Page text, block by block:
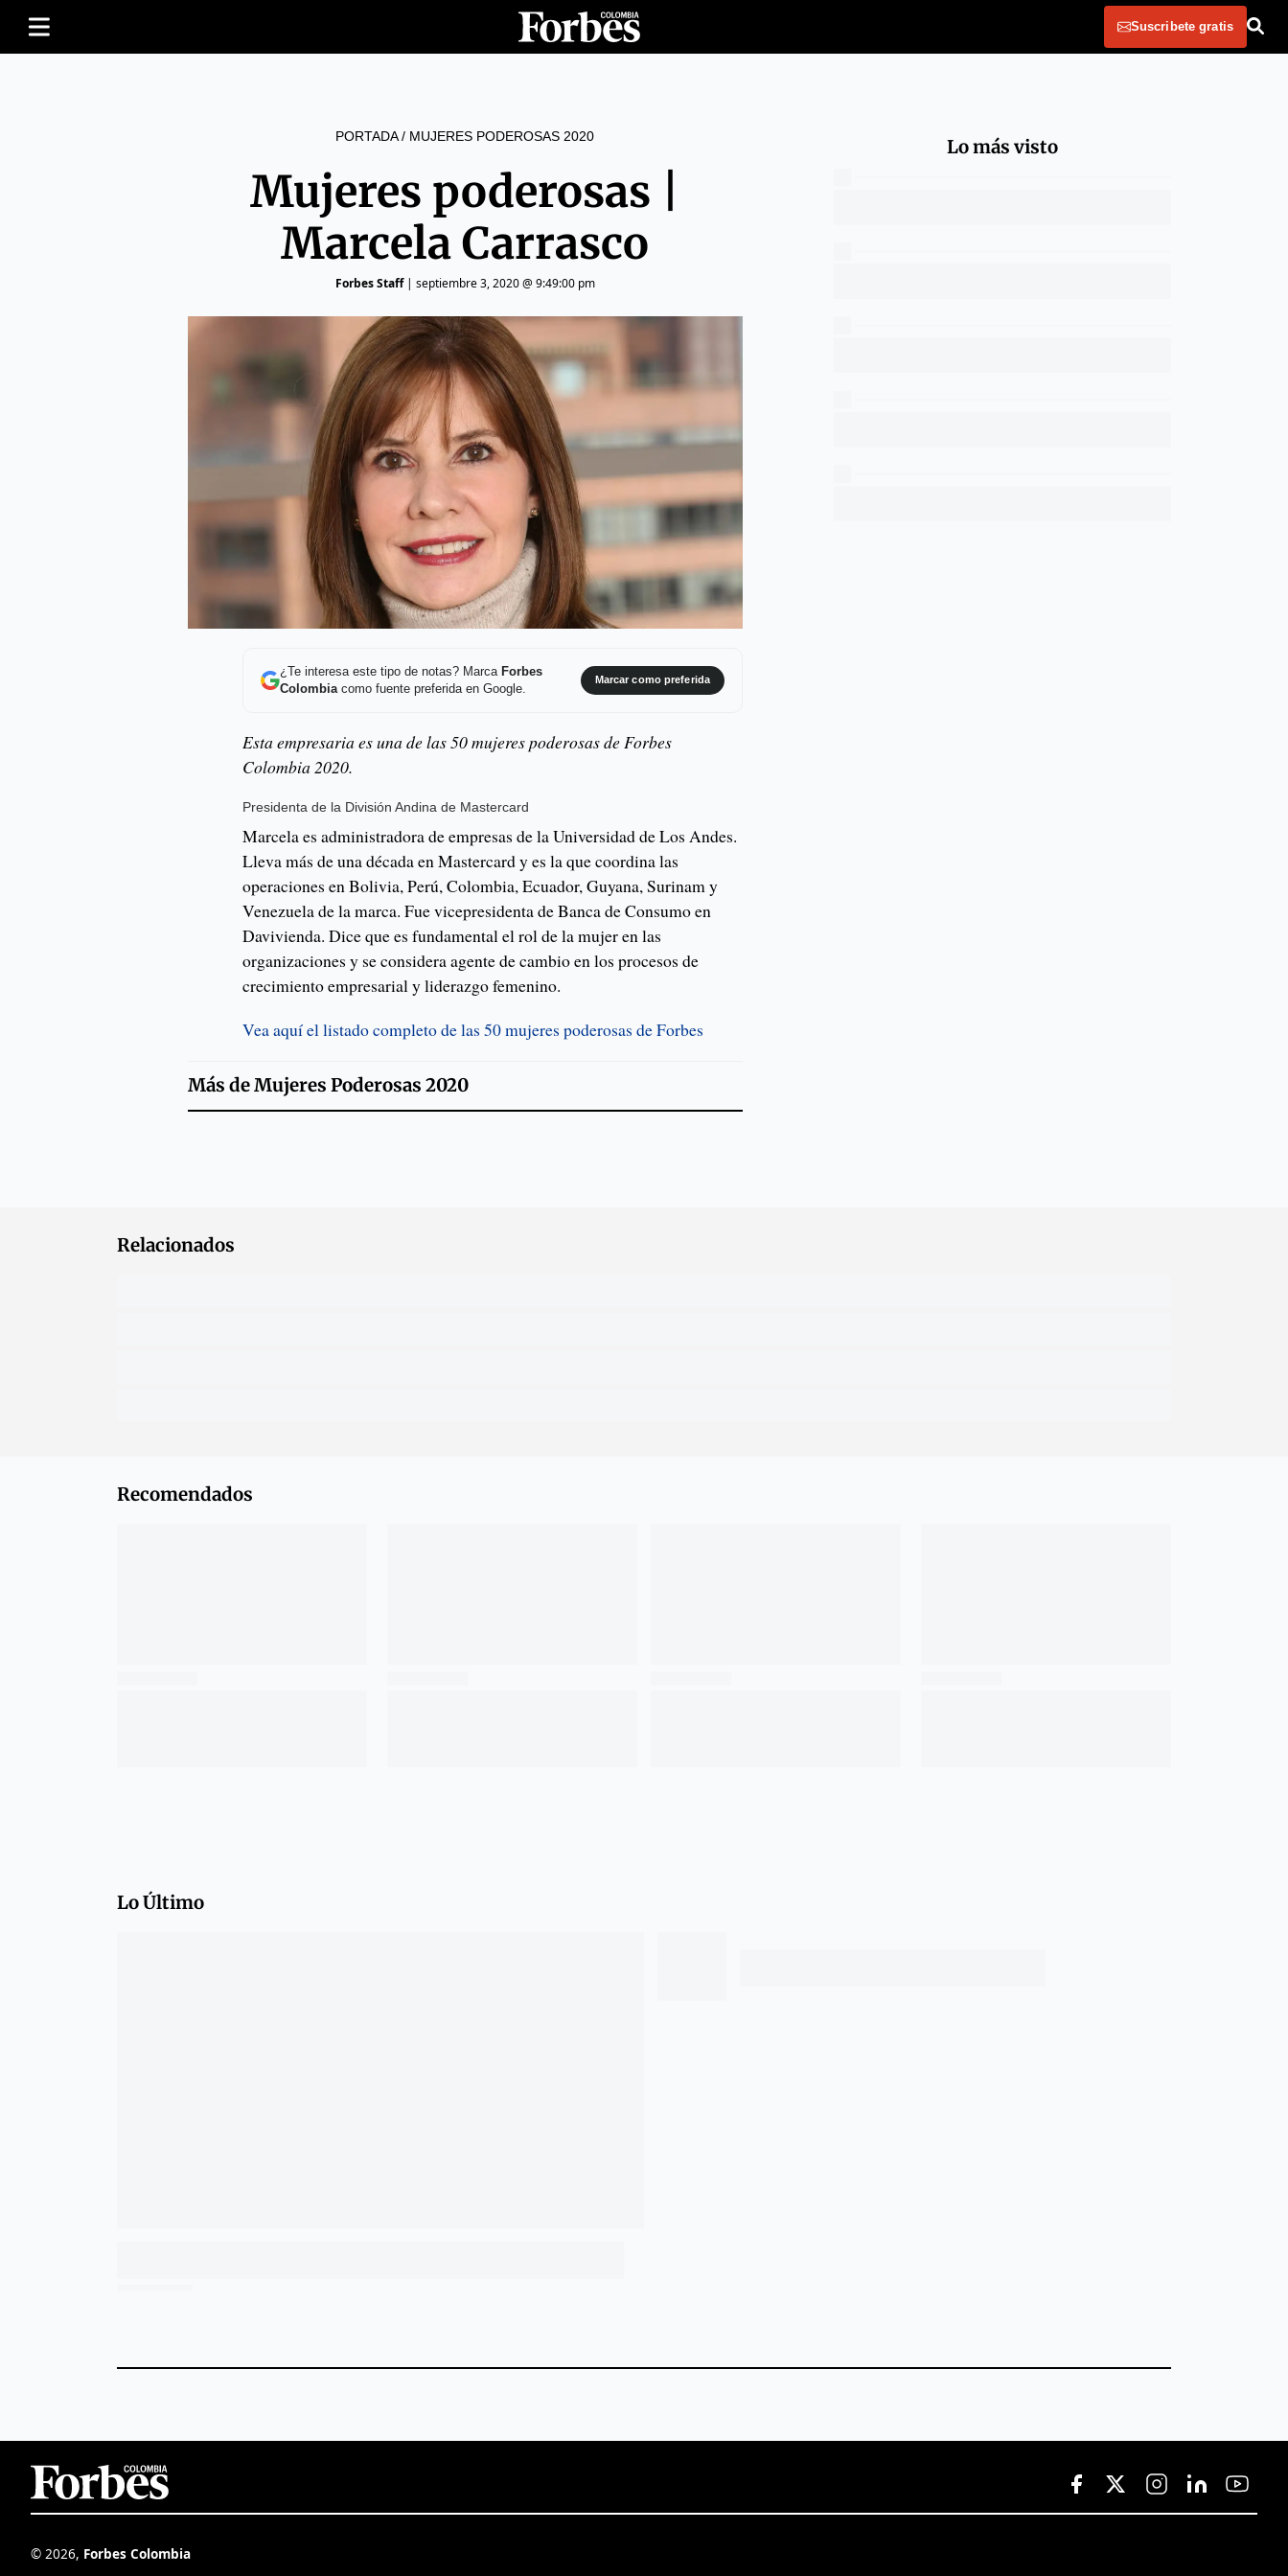
Suscribete gratis
PORTADA/ MUJERES PODEROSAS 2020
Mujeres poderosas |
Marcela Carrasco
Forbes Staff| septiembre 3, 2020 @ 9:49:00 pm
¿Te interesa este tipo de notas? Marca Forbes
Colombiacomo fuente preferida en Google.
Marcar como preferida
Esta empresaria es una de las 50 mujeres poderosas de Forbes
Colombia 2020.
Presidenta de la División Andina de Mastercard
Marcela es administradora de empresas de la Universidad de Los Andes.
Lleva más de una década en Mastercard y es la que coordina las
operaciones en Bolivia, Perú, Colombia, Ecuador, Guyana, Surinam y
Venezuela de la marca. Fue vicepresidenta de Banca de Consumo en
Davivienda. Dice que es fundamental el rol de la mujer en las
organizaciones y se considera agente de cambio en los procesos de
crecimiento empresarial y liderazgo femenino.
Vea aquí el listado completo de las 50 mujeres poderosas de Forbes
Más deMujeres Poderosas 2020
Lo más visto
Relacionados
Recomendados
Lo Último
© 2026, Forbes Colombia